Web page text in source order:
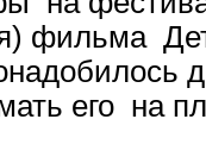
фильма
его на